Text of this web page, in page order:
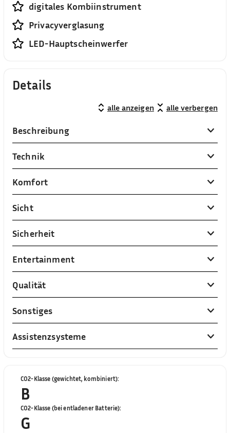
digitales Kombiinstrument
Privacyverglasung
LED-Hauptscheinwerfer
Details
alle anzeigen alle verbergen
Beschreibung
Technik
Komfort
Sicht
Sicherheit
Entertainment
Qualität
Sonstiges
Assistenzsysteme
CO2-Klasse (gewichtet, kombiniert):
B
CO2-Klasse (bei entladener Batterie):
G